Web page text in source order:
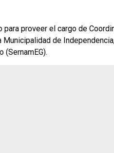
para proveer el cargo de
de
(SernamEG).